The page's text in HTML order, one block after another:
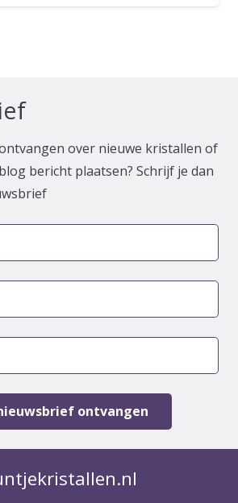
over nieuwe kristallen of
bericht plaatsen? Schrijf je dan